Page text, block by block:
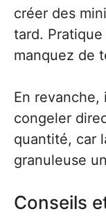
créer des
tard.
manquez de
En
congeler
quantité, car
granuleuse
Conseils